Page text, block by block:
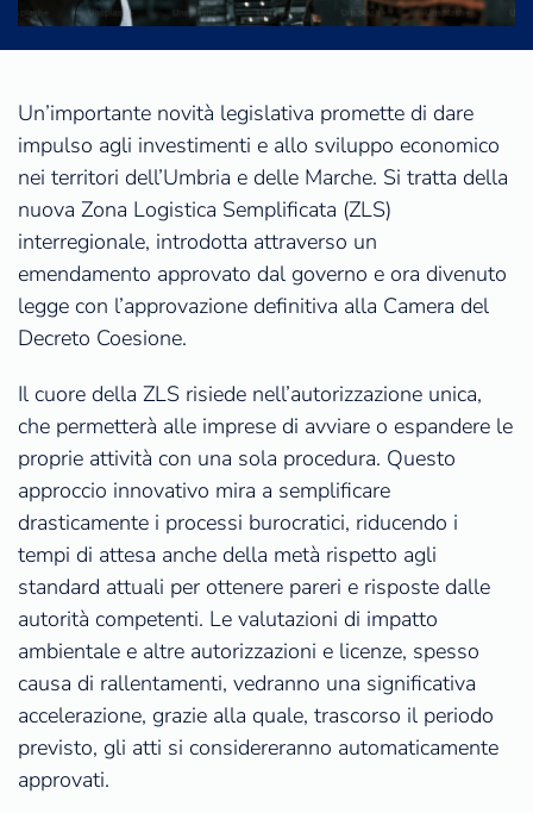
Un’importante novità legislativa promette di dare
impulso agli investimenti e allo sviluppo economico
nei territori dell’Umbria e delle Marche. Si tratta della
nuova Zona Logistica Semplificata (ZLS)
interregionale, introdotta attraverso un
emendamento approvato dal governo e ora divenuto
legge con l’approvazione definitiva alla Camera del
Decreto Coesione.
Il cuore della ZLS risiede nell’autorizzazione unica,
che permetterà alle imprese di avviare o espandere le
proprie attività con una sola procedura. Questo
approccio innovativo mira a semplificare
drasticamente i processi burocratici, riducendo i
tempi di attesa anche della metà rispetto agli
standard attuali per ottenere pareri e risposte dalle
autorità competenti. Le valutazioni di impatto
ambientale e altre autorizzazioni e licenze, spesso
causa di rallentamenti, vedranno una significativa
accelerazione, grazie alla quale, trascorso il periodo
previsto, gli atti si considereranno automaticamente
approvati.